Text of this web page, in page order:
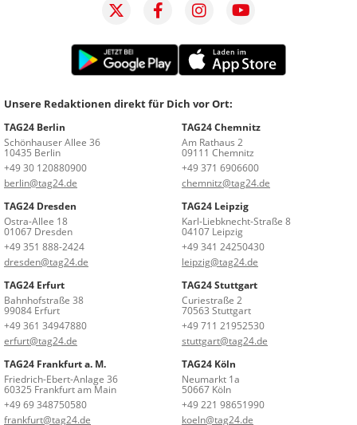
Unsere Redaktionen direkt für Dich vor Ort:
TAG24 Berlin
Schönhauser Allee 36
10435 Berlin
+49 30 120880900
berlin@tag24.de
TAG24 Chemnitz
Am Rathaus 2
09111 Chemnitz
+49 371 6906600
chemnitz@tag24.de
TAG24 Dresden
Ostra-Allee 18
01067 Dresden
+49 351 888-2424
dresden@tag24.de
TAG24 Leipzig
Karl-Liebknecht-Straße 8
04107 Leipzig
+49 341 24250430
leipzig@tag24.de
TAG24 Erfurt
Bahnhofstraße 38
99084 Erfurt
+49 361 34947880
erfurt@tag24.de
TAG24 Stuttgart
Curiestraße 2
70563 Stuttgart
+49 711 21952530
stuttgart@tag24.de
TAG24 Frankfurt a. M.
Friedrich-Ebert-Anlage 36
60325 Frankfurt am Main
+49 69 348750580
frankfurt@tag24.de
TAG24 Köln
Neumarkt 1a
50667 Köln
+49 221 98651990
koeln@tag24.de